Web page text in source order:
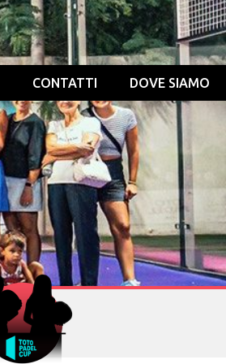
CONTATTI DOVE SIAMO